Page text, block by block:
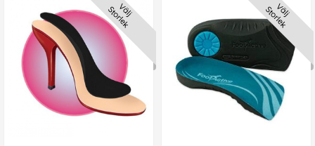
Välj
Storlek Välj
Storlek